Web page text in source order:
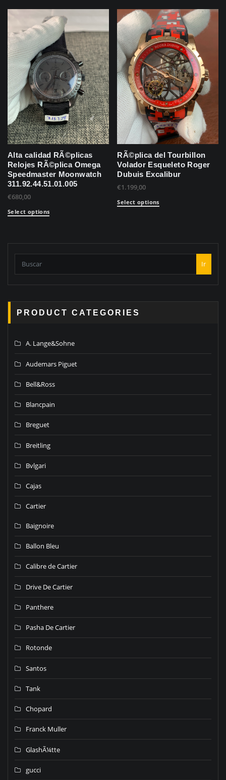
Alta calidad RÃ©plicas
Relojes RÃ©plica Omega
Speedmaster Moonwatch
311.92.44.51.01.005
€680,00
Select options
RÃ©plica del Tourbillon
Volador Esqueleto Roger
Dubuis Excalibur
€1.199,00
Select options
Ir
PRODUCT CATEGORIES
A. Lange&Sohne
Audemars Piguet
Bell&Ross
Blancpain
Breguet
Breitling
Bvlgari
Cajas
Cartier
Baignoire
Ballon Bleu
Calibre de Cartier
Drive De Cartier
Panthere
Pasha De Cartier
Rotonde
Santos
Tank
Chopard
Franck Muller
GlashÃ¼tte
gucci